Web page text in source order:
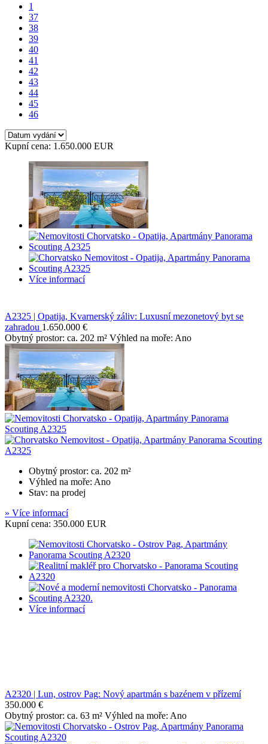
1
37
38
39
40
41
42
43
44
45
46
Kupní cena: 1.650.000 EUR
Více informací
A2325 | Opatija, Kvarnerský záliv: Luxusní mezonetový byt se
zahradou 1.650.000 €
Obytný prostor: ca. 202 m² Výhled na moře: Ano
Obytný prostor: ca. 202 m²
Výhled na moře: Ano
Stav: na prodej
» Více informací
Kupní cena: 350.000 EUR
Více informací
A2320 | Lun, ostrov Pag: Nový apartmán s bazénem v přízemí
350.000 €
Obytný prostor: ca. 63 m² Výhled na moře: Ano